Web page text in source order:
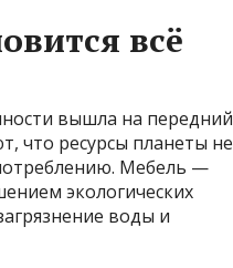
всё
вышла на передний
что ресурсы планеты не
Мебель —
экологических
воды и